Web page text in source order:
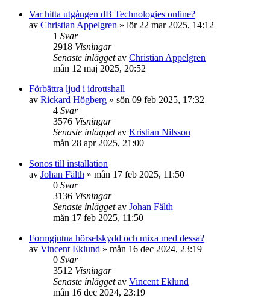
Var hitta utgången dB Technologies online?
av Christian Appelgren » lör 22 mar 2025, 14:12
1 Svar
2918 Visningar
Senaste inläggetav Christian Appelgren
mån 12 maj 2025, 20:52
Förbättra ljud i idrottshall
av Rickard Högberg » sön 09 feb 2025, 17:32
4 Svar
3576 Visningar
Senaste inläggetav Kristian Nilsson
mån 28 apr 2025, 21:00
Sonos till installation
av Johan Fälth » mån 17 feb 2025, 11:50
0 Svar
3136 Visningar
Senaste inläggetav Johan Fälth
mån 17 feb 2025, 11:50
Formgjutna hörselskydd och mixa med dessa?
av Vincent Eklund » mån 16 dec 2024, 23:19
0 Svar
3512 Visningar
Senaste inläggetav Vincent Eklund
mån 16 dec 2024, 23:19